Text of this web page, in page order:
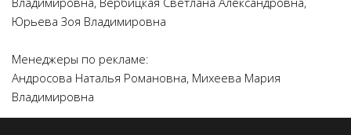
Юрьева Зоя Владимировна
Менеджеры по рекламе:
Андросова Наталья Романовна, Михеева Мария
Владимировна